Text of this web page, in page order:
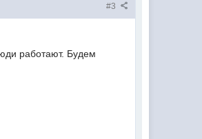
#3
работают. Будем